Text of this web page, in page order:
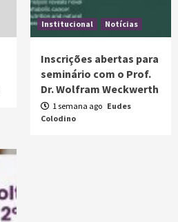
Institucional Notícias
Inscrições abertas para
seminário com o Prof.
Dr. Wolfram Weckwerth
1 semana ago Eudes
Colodino